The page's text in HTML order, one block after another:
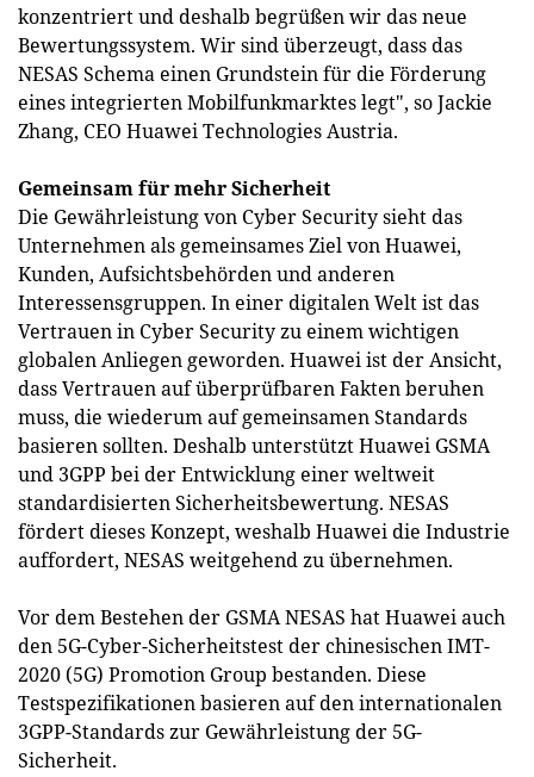
konzentriert und deshalb begrüßen wir das neue
Bewertungssystem. Wir sind überzeugt, dass das
NESAS Schema einen Grundstein für die Förderung
eines integrierten Mobilfunkmarktes legt", so Jackie
Zhang, CEO Huawei Technologies Austria.
Gemeinsam für mehr Sicherheit
Die Gewährleistung von Cyber Security sieht das
Unternehmen als gemeinsames Ziel von Huawei,
Kunden, Aufsichtsbehörden und anderen
Interessensgruppen. In einer digitalen Welt ist das
Vertrauen in Cyber Security zu einem wichtigen
globalen Anliegen geworden. Huawei ist der Ansicht,
dass Vertrauen auf überprüfbaren Fakten beruhen
muss, die wiederum auf gemeinsamen Standards
basieren sollten. Deshalb unterstützt Huawei GSMA
und 3GPP bei der Entwicklung einer weltweit
standardisierten Sicherheitsbewertung. NESAS
fördert dieses Konzept, weshalb Huawei die Industrie
auffordert, NESAS weitgehend zu übernehmen.
Vor dem Bestehen der GSMA NESAS hat Huawei auch
den 5G-Cyber-Sicherheitstest der chinesischen IMT-
2020 (5G) Promotion Group bestanden. Diese
Testspezifikationen basieren auf den internationalen
3GPP-Standards zur Gewährleistung der 5G-
Sicherheit.